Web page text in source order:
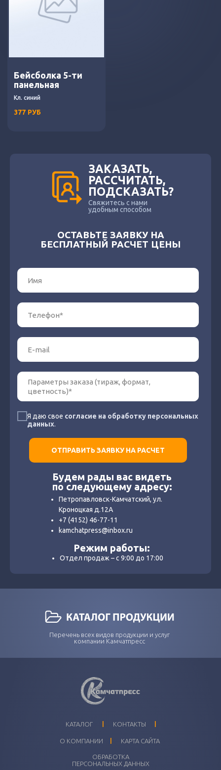
Бейсболка 5-ти
панельная
Кл. синий
377 РУБ
Я даю свое согласие на обработку персональных
данных.
ОТПРАВИТЬ ЗАЯВКУ НА РАСЧЕТ
ЗАКАЗАТЬ,
РАССЧИТАТЬ,
ПОДСКАЗАТЬ?
Свяжитесь с нами
удобным способом
Петропавловск-Камчатский, ул.
Кроноцкая д.12А
+7 (4152) 46-77-11
kamchatpress@inbox.ru
Будем рады вас видеть
по следующему адресу:
Отдел продаж – с 9:00 до 17:00
Режим работы:
ОСТАВЬТЕ ЗАЯВКУ НА
БЕСПЛАТНЫЙ РАСЧЕТ ЦЕНЫ
Перечень всех видов продукции и услуг
компании Камчатпресс
I
I
I
КАРТА САЙТА
ОБРАБОТКА
ПЕРСОНАЛЬНЫХ ДАННЫХ
О КОМПАНИИ
КОНТАКТЫ
КАТАЛОГ